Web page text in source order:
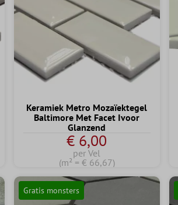
Keramiek Metro Mozaïektegel
Baltimore Met Facet Ivoor
Glanzend
€ 6,00
per Vel
(m² = € 66,67)
Gratis monsters